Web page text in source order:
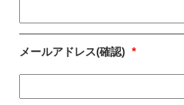
メールアドレス(確認) *